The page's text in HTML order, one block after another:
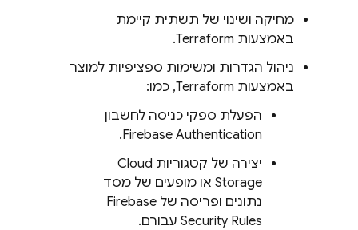
מחיקה ושינוי של תשתית קיימת
באמצעות Terraform.
ניהול הגדרות ומשימות ספציפיות למוצר
באמצעות Terraform, כמו:
הפעלת ספקי כניסה לחשבון
Firebase Authentication
.
יצירה של קטגוריות Cloud
Storage או מופעים של מסד
נתונים ופריסה של Firebase
Security Rules עבורם.